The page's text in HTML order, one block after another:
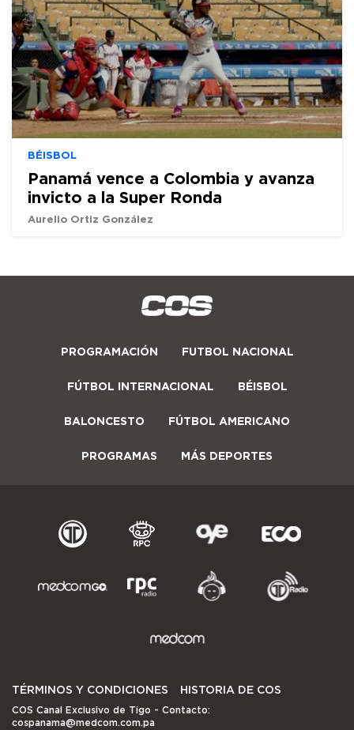
BÉISBOL
Panamá vence a Colombia y avanza
invicto a la Super Ronda
Aurelio Ortiz González
PROGRAMACIÓN FUTBOL NACIONAL
FÚTBOL INTERNACIONAL BÉISBOL
BALONCESTO FÚTBOL AMERICANO
PROGRAMAS MÁS DEPORTES
TÉRMINOS Y CONDICIONES HISTORIA DE COS
COS Canal Exclusivo de Tigo - Contacto:
cospanama@medcom.com.pa